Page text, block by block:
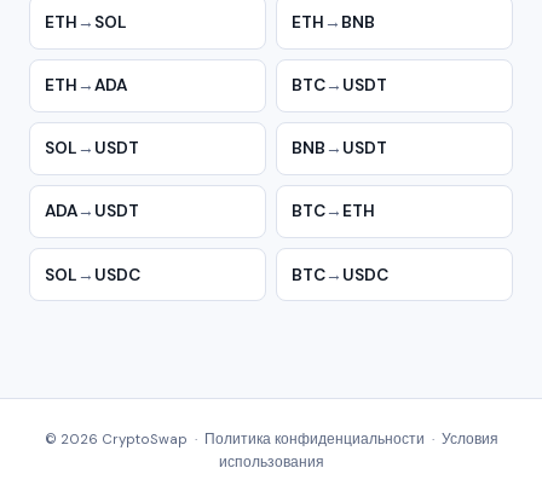
ETH → SOL ETH → BNB
ETH →ADA BTC→ USDT
SOL → USDT BNB → USDT
ADA→ USDT BTC→ ETH
SOL → USDC BTC→ USDC
© 2026 CryptoSwap · Политика конфиденциальности · Условия
использования